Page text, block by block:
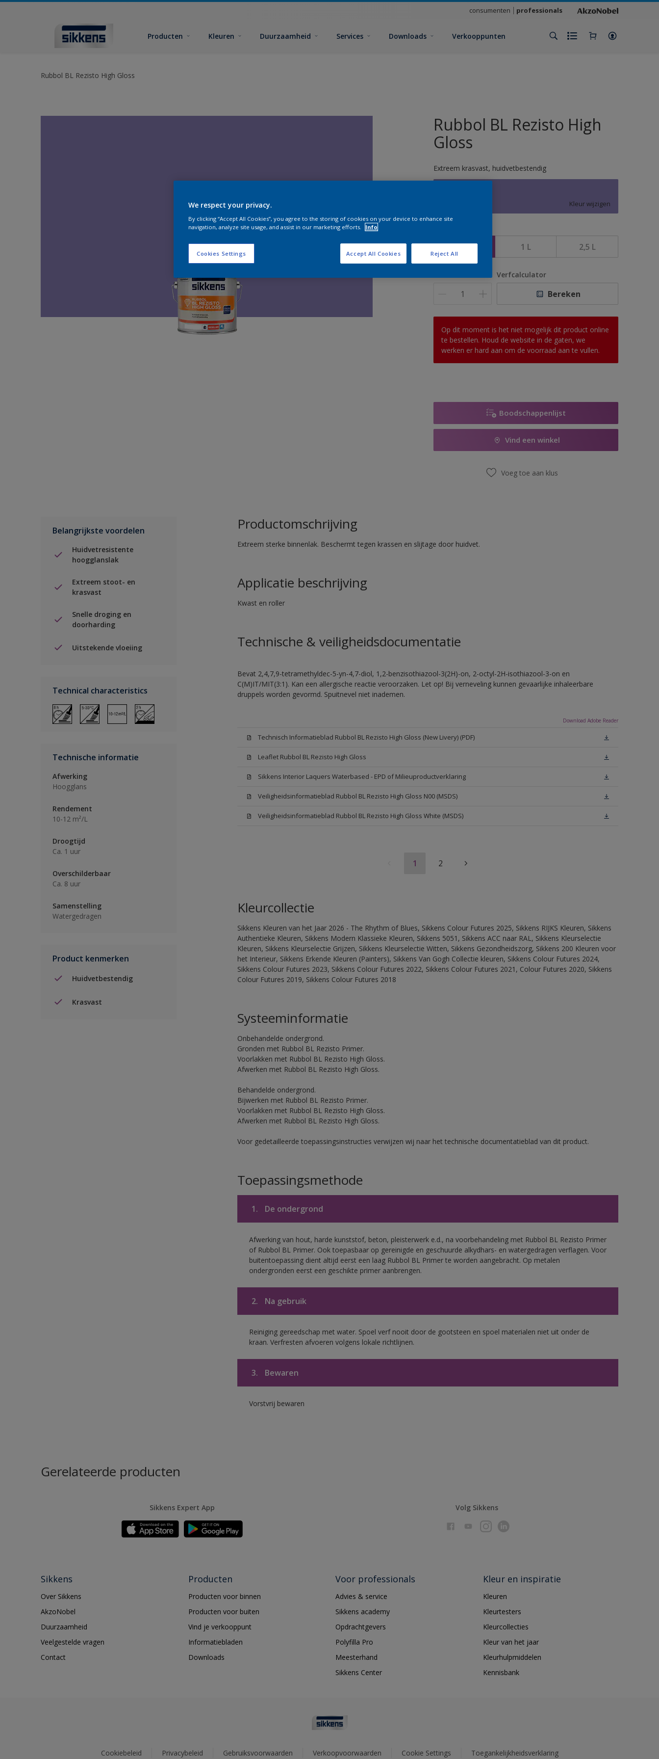
consumenten professionals
Producten Kleuren Duurzaamheid Services Downloads Verkooppunten
Rubbol BL Rezisto High Gloss
Rubbol BL Rezisto High
Gloss
Extreem krasvast, huidvetbestendig
Kleur wijzigen
500 ML 1 L 2,5 L
Verfcalculator
Bereken
Op dit moment is het niet mogelijk dit product online
te bestellen. Houd de website in de gaten, we
werken er hard aan om de voorraad aan te vullen.
Boodschappenlijst
Vind een winkel
Voeg toe aan klus
Belangrijkste voordelen
Huidvetresistente
hoogglanslak
Extreem stoot- en
krasvast
Snelle droging en
doorharding
Uitstekende vloeiing
Technical characteristics
Technische informatie
Afwerking
Hoogglans
Rendement
10-12 m²/L
Droogtijd
Ca. 1 uur
Overschilderbaar
Ca. 8 uur
Samenstelling
Watergedragen
Product kenmerken
Huidvetbestendig
Krasvast
Productomschrijving
Extreem sterke binnenlak. Beschermt tegen krassen en slijtage door huidvet.
Applicatie beschrijving
Kwast en roller
Technische & veiligheidsdocumentatie
Bevat 2,4,7,9-tetramethyldec-5-yn-4,7-diol, 1,2-benzisothiazool-3(2H)-on, 2-octyl-2H-isothiazool-3-on en
C(M)IT/MIT(3:1). Kan een allergische reactie veroorzaken. Let op! Bij verneveling kunnen gevaarlijke inhaleerbare
druppels worden gevormd. Spuitnevel niet inademen.
Download Adobe Reader
Technisch Informatieblad Rubbol BL Rezisto High Gloss (New Livery) (PDF)
Leaflet Rubbol BL Rezisto High Gloss
Sikkens Interior Laquers Waterbased - EPD of Milieuproductverklaring
Veiligheidsinformatieblad Rubbol BL Rezisto High Gloss N00 (MSDS)
Veiligheidsinformatieblad Rubbol BL Rezisto High Gloss White (MSDS)
1 2
Kleurcollectie
Sikkens Kleuren van het Jaar 2026 - The Rhythm of Blues, Sikkens Colour Futures 2025, Sikkens RIJKS Kleuren, Sikkens
Authentieke Kleuren, Sikkens Modern Klassieke Kleuren, Sikkens 5051, Sikkens ACC naar RAL, Sikkens Kleurselectie
Kleuren, Sikkens Kleurselectie Grijzen, Sikkens Kleurselectie Witten, Sikkens Gezondheidszorg, Sikkens 200 Kleuren voor
het Interieur, Sikkens Erkende Kleuren (Painters), Sikkens Van Gogh Collectie kleuren, Sikkens Colour Futures 2024,
Sikkens Colour Futures 2023, Sikkens Colour Futures 2022, Sikkens Colour Futures 2021, Colour Futures 2020, Sikkens
Colour Futures 2019, Sikkens Colour Futures 2018
Systeeminformatie
Onbehandelde ondergrond.
Gronden met Rubbol BL Rezisto Primer.
Voorlakken met Rubbol BL Rezisto High Gloss.
Afwerken met Rubbol BL Rezisto High Gloss.
Behandelde ondergrond.
Bijwerken met Rubbol BL Rezisto Primer.
Voorlakken met Rubbol BL Rezisto High Gloss.
Afwerken met Rubbol BL Rezisto High Gloss.
Voor gedetailleerde toepassingsinstructies verwijzen wij naar het technische documentatieblad van dit product.
Toepassingsmethode
1. De ondergrond
Afwerking van hout, harde kunststof, beton, pleisterwerk e.d., na voorbehandeling met Rubbol BL Rezisto Primer
of Rubbol BL Primer. Ook toepasbaar op gereinigde en geschuurde alkydhars- en watergedragen verflagen. Voor
buitentoepassing dient altijd eerst een laag Rubbol BL Primer te worden aangebracht. Op metalen
ondergronden eerst een geschikte primer aanbrengen.
2. Na gebruik
Reiniging gereedschap met water. Spoel verf nooit door de gootsteen en spoel materialen niet uit onder de
kraan. Verfresten afvoeren volgens lokale richtlijnen.
3. Bewaren
Vorstvrij bewaren
Gerelateerde producten
Sikkens Expert App Volg Sikkens
Sikkens
Over Sikkens
AkzoNobel
Duurzaamheid
Veelgestelde vragen
Contact
Producten
Producten voor binnen
Producten voor buiten
Vind je verkooppunt
Informatiebladen
Downloads
Voor professionals
Advies & service
Sikkens academy
Opdrachtgevers
Polyfilla Pro
Meesterhand
Sikkens Center
Kleur en inspiratie
Kleuren
Kleurtesters
Kleurcollecties
Kleur van het jaar
Kleurhulpmiddelen
Kennisbank
Cookiebeleid Privacybeleid Gebruiksvoorwaarden Verkoopvoorwaarden Cookie Settings Toegankelijkheidsverklaring
We respect your privacy.
By clicking “Accept All Cookies”, you agree to the storing of cookies on your device to enhance site
navigation, analyze site usage, and assist in our marketing efforts.
Info
Cookies Settings Reject All
Accept All Cookies